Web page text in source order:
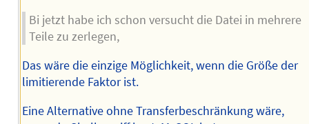
Bi jetzt habe ich schon versucht die Datei in mehrere
Teile zu zerlegen,
Das wäre die einzige Möglichkeit, wenn die Größe der
limitierende Faktor ist.
Eine Alternative ohne Transferbeschränkung wäre,